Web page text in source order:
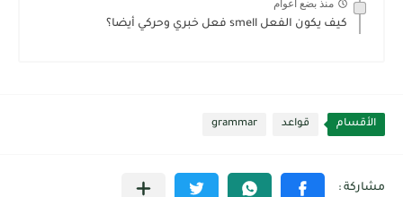
منذ بضع اعوام
كيف يكون الفعل smell فعل خبري وحركي أيضا؟
الأقسام قواعد grammar